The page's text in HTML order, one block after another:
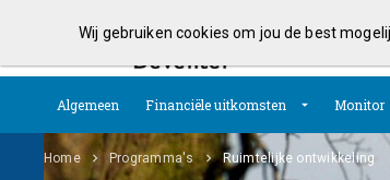
Algemeen Financiële uitkomsten Monitor
Home Programma's Ruimtelijke ontwikkeling
Wij gebruiken cookies om jou de best